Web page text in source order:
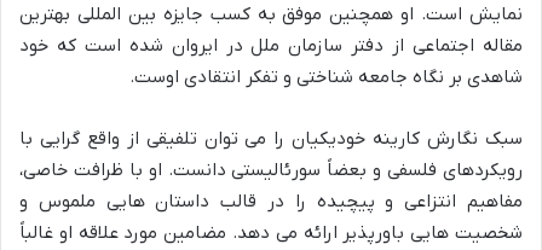
نمایش است. او همچنین موفق به کسب جایزه بین المللی بهترین
مقاله اجتماعی از دفتر سازمان ملل در ایروان شده است که خود
شاهدی بر نگاه جامعه شناختی و تفکر انتقادی اوست.
سبک نگارش کارینه خودیکیان را می توان تلفیقی از واقع گرایی با
رویکردهای فلسفی و بعضاً سورئالیستی دانست. او با ظرافت خاصی،
مفاهیم انتزاعی و پیچیده را در قالب داستان هایی ملموس و
شخصیت هایی باورپذیر ارائه می دهد. مضامین مورد علاقه او غالباً